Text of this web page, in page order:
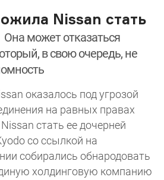
Nissan стать
Она может отказаться
в свою очередь, не
оказалось под угрозой
на равных правах
стать ее дочерней
со ссылкой на
собирались обнародовать
холдинговую компанию